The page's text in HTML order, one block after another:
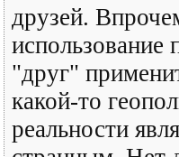
друзей.
использование
"друг"
какой-то
реальности